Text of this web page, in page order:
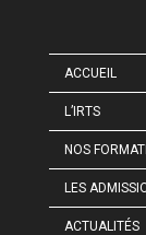
ACCUEIL
L’IRTS
NOS
LES
ACTUALITÉS